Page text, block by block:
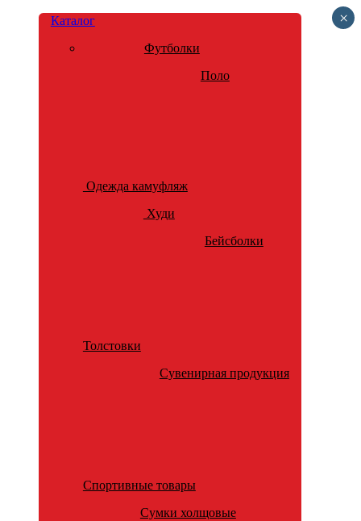
Каталог
Футболки
Поло
Одежда камуфляж
Худи
Бейсболки
Толстовки
Сувенирная продукция
Спортивные товары
Сумки холщовые
×